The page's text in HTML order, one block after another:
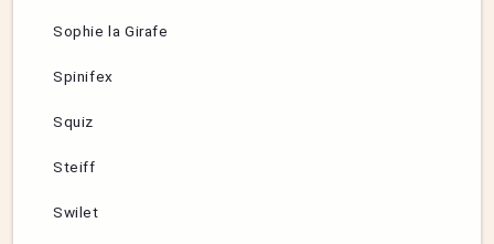
Sophie la Girafe
Spinifex
Squiz
Steiff
Swilet